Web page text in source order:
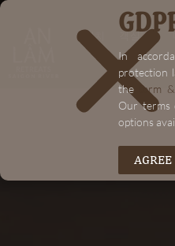
위치 객실
In
protection
the term
Our terms
options
AGREE